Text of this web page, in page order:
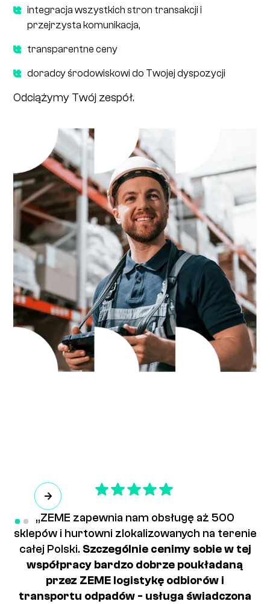
integracja wszystkich stron transakcji i
przejrzysta komunikacja,
transparentne ceny
doradcy środowiskowi do Twojej dyspozycji
Odciążymy Twój zespół.
„ZEME zapewnia nam obsługę aż 500
sklepów i hurtowni zlokalizowanych na terenie
całej Polski. Szczególnie cenimy sobie w tej
współpracy bardzo dobrze poukładaną
przez ZEME logistykę odbiorów i
transportu odpadów - usługa świadczona